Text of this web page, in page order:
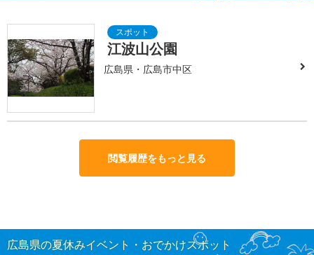
江波山公園
広島県・広島市中区
閲覧履歴をもっと見る
広島県の夏休みイベント・おでかけスポット